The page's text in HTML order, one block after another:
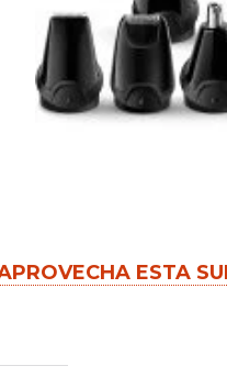
ESTA
¡No enviamos spam!